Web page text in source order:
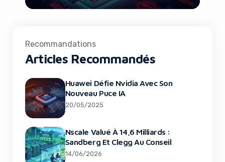
Recommandations
Articles Recommandés
Huawei Défie Nvidia Avec Son
Nouveau Puce IA
20/05/2025
Nscale Valué À 14,6 Milliards :
Sandberg Et Clegg Au Conseil
14/06/2026